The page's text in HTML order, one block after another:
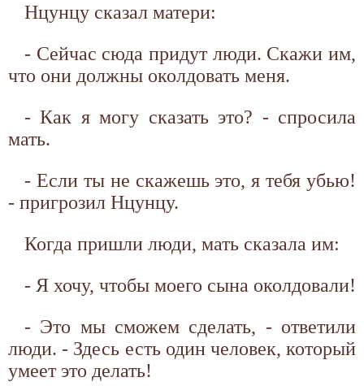
Нцунцу сказал матери:
- Сейчас сюда придут люди. Скажи им,
что они должны околдовать меня.
- Как я могу сказать это? - спросила
мать.
- Если ты не скажешь это, я тебя убью!
- пригрозил Нцунцу.
Когда пришли люди, мать сказала им:
- Я хочу, чтобы моего сына околдовали!
- Это мы сможем сделать, - ответили
люди. - Здесь есть один человек, который
умеет это делать!